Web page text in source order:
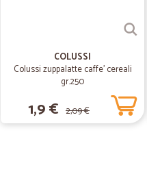
COLUSSI
Colussi zuppalatte caffe' cereali
gr.250
1,9 € 2,09 €